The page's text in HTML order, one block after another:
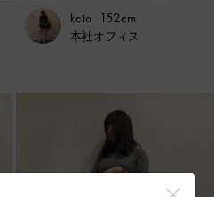
koto 152cm
本社オフィス